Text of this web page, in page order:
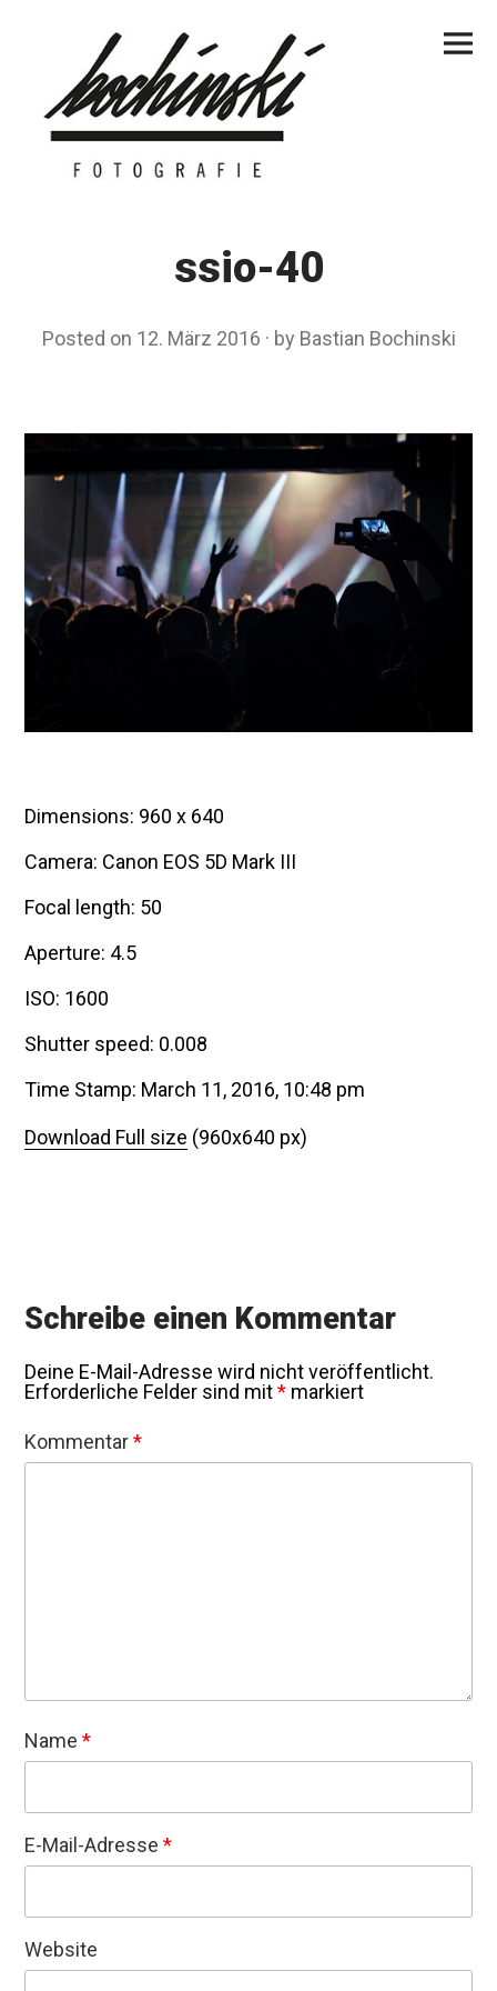
Menu
ssio-40
Posted on 12. März 2016 by Bastian Bochinski
Dimensions: 960 x 640
Camera: Canon EOS 5D Mark III
Focal length: 50
Aperture: 4.5
ISO: 1600
Shutter speed: 0.008
Time Stamp: March 11, 2016, 10:48 pm
Download Full size (960x640 px)
Schreibe einen Kommentar
Deine E-Mail-Adresse wird nicht veröffentlicht.
Erforderliche Felder sind mit* markiert
Kommentar*
Name*
E-Mail-Adresse*
Website